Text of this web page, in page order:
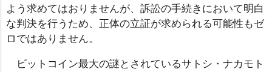
よう求めてはおりませんが、訴訟の手続きにおいて明白
な判決を行うため、正体の立証が求められる可能性もゼ
ロではありません。
ビットコイン最大の謎とされているサトシ・ナカモト